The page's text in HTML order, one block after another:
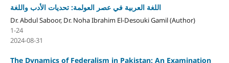
اللغة العربية في عصر العولمة: تحديات الأدب واللغة
Dr. Abdul Saboor, Dr. Noha Ibrahim El-Desouki Gamil (Author)
1-24
2024-08-31
The Dynamics of Federalism in Pakistan: An Examination